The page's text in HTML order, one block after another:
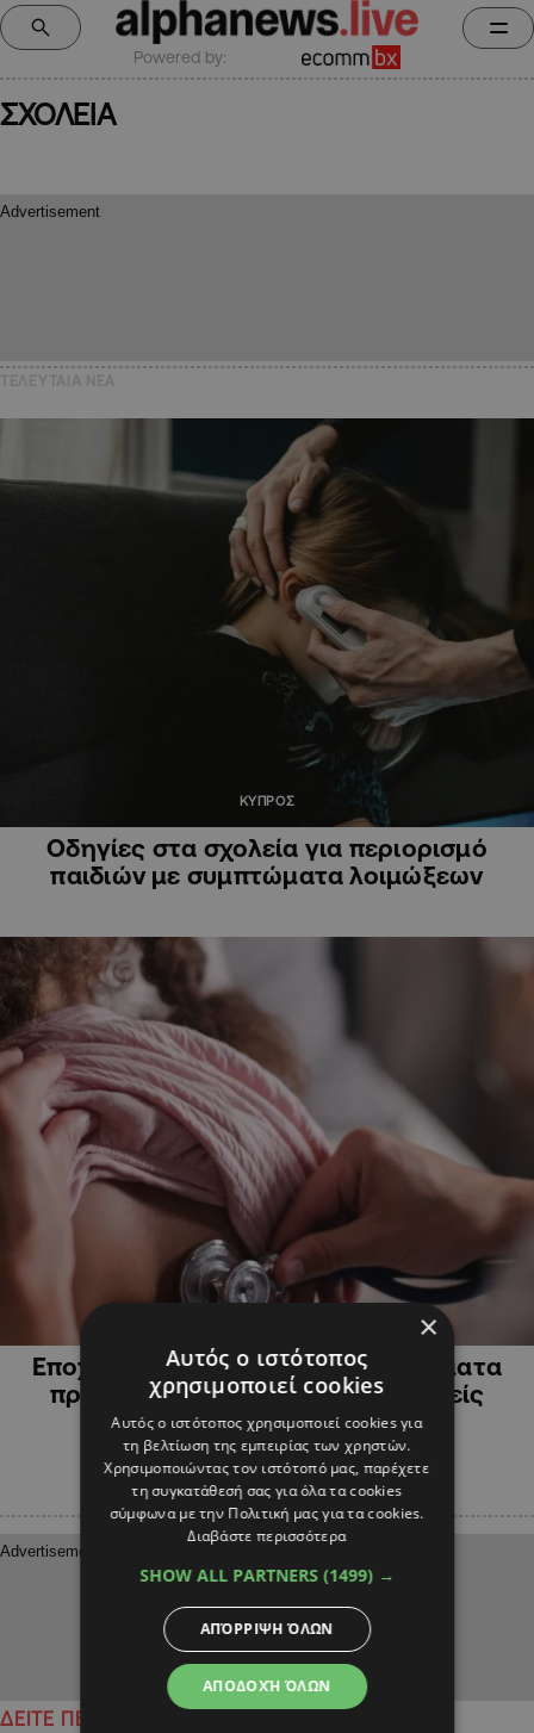
Powered by:
ΣΧΟΛΕΙΑ
ΚΥΠΡΟΣ
Οδηγίες στα σχολεία για περιορισμό
παιδιών με συμπτώματα λοιμώξεων
Εποχικές λοιμώξεις: Ποια συμπτώματα
πρέπει να ανησυχήσουν τους γονείς
ΔΕΙΤΕ ΠΕΡΙΣΣΟΤΕΡΑ
×
Αυτός ο ιστότοπος
χρησιμοποιεί cookies
Αυτός ο ιστότοπος χρησιμοποιεί cookies για
τη βελτίωση της εμπειρίας των χρηστών.
Χρησιμοποιώντας τον ιστότοπό μας, παρέχετε
τη συγκατάθεσή σας για όλα τα cookies
σύμφωνα με την Πολιτική μας για τα cookies.
Διαβάστε περισσότερα
SHOW ALL PARTNERS (1499) →
ΑΠΟΔΟΧΉ ΌΛΩΝ
ΑΠΌΡΡΙΨΗ ΌΛΩΝ